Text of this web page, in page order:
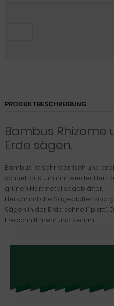
PRODUKTBESCHREIBUNG
Bambus Rhizome
Erde sägen.
Bambus ist sehr störrisch und
schnell aus. Um ihm wieder Herr
grünen Hartmetallsägeblätter.
Herkömmliche Sägeblätter sind
Sägen in der Erde schnell "platt".
Freischnitt mehr und klemmt.